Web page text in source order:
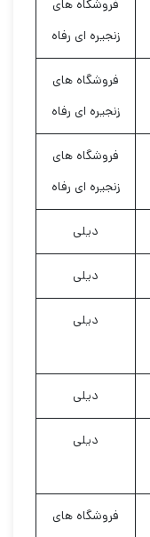
فروشگاه های
زنجیره ای رفاه
فروشگاه های
زنجیره ای رفاه
فروشگاه های
زنجیره ای رفاه
دیلی
دیلی
دیلی
دیلی
دیلی
فروشگاه های